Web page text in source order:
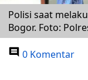
Polisi saat
Bogor. Foto:
0 Komentar